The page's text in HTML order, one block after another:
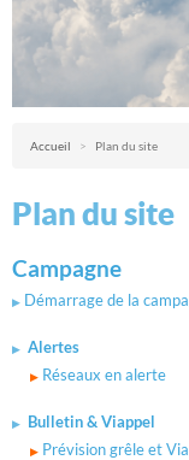
Accueil > Plan du site
Plan du site
Campagne
Démarrage de la
Alertes
Réseaux en alerte
Bulletin & Viappel
Prévision grêle et